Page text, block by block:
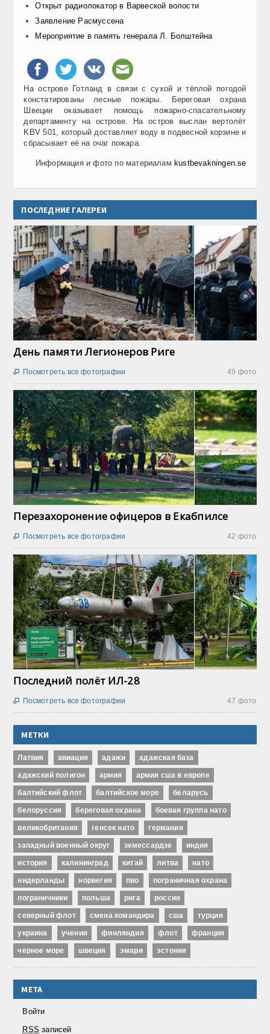
Открыт радиолокатор в Варвеской волости
Заявление Расмуссена
Мероприятие в память генерала Л. Болштейна
На острове Готланд в связи с сухой и тёплой погодой
констатированы лесные пожары. Береговая охрана
Швеции оказывает помощь пожарно-спасательному
департаменту на острове. На остров выслан вертолёт
KBV 501, который доставляет воду в подвесной корзине и
сбрасывает её на очаг пожара.
Информация и фото по материалам kustbevakningen.se
ПОСЛЕДНИЕ ГАЛЕРЕИ
День памяти Легионеров Риге
49 фото
 Посмотреть все фотографии
Перезахоронение офицеров в Екабпилсе
42 фото
 Посмотреть все фотографии
Последний полёт ИЛ-28
47 фото
 Посмотреть все фотографии
МЕТКИ
Латвия авиация адажи адажская база
адажский полигон армия армия сша в европе
балтийский флот балтийское море беларусь
белоруссия береговая охрана боевая группа нато
великобритания генсек нато германия
западный военный округ земессардзе индия
история калининград китай литва нато
нидерланды норвегия пво пограничная охрана
пограничники польша рига россия
северный флот смена командира сша турция
украина учения финляндия флот франция
черное море швеция эмари эстония
МЕТА
Войти
RSS записей